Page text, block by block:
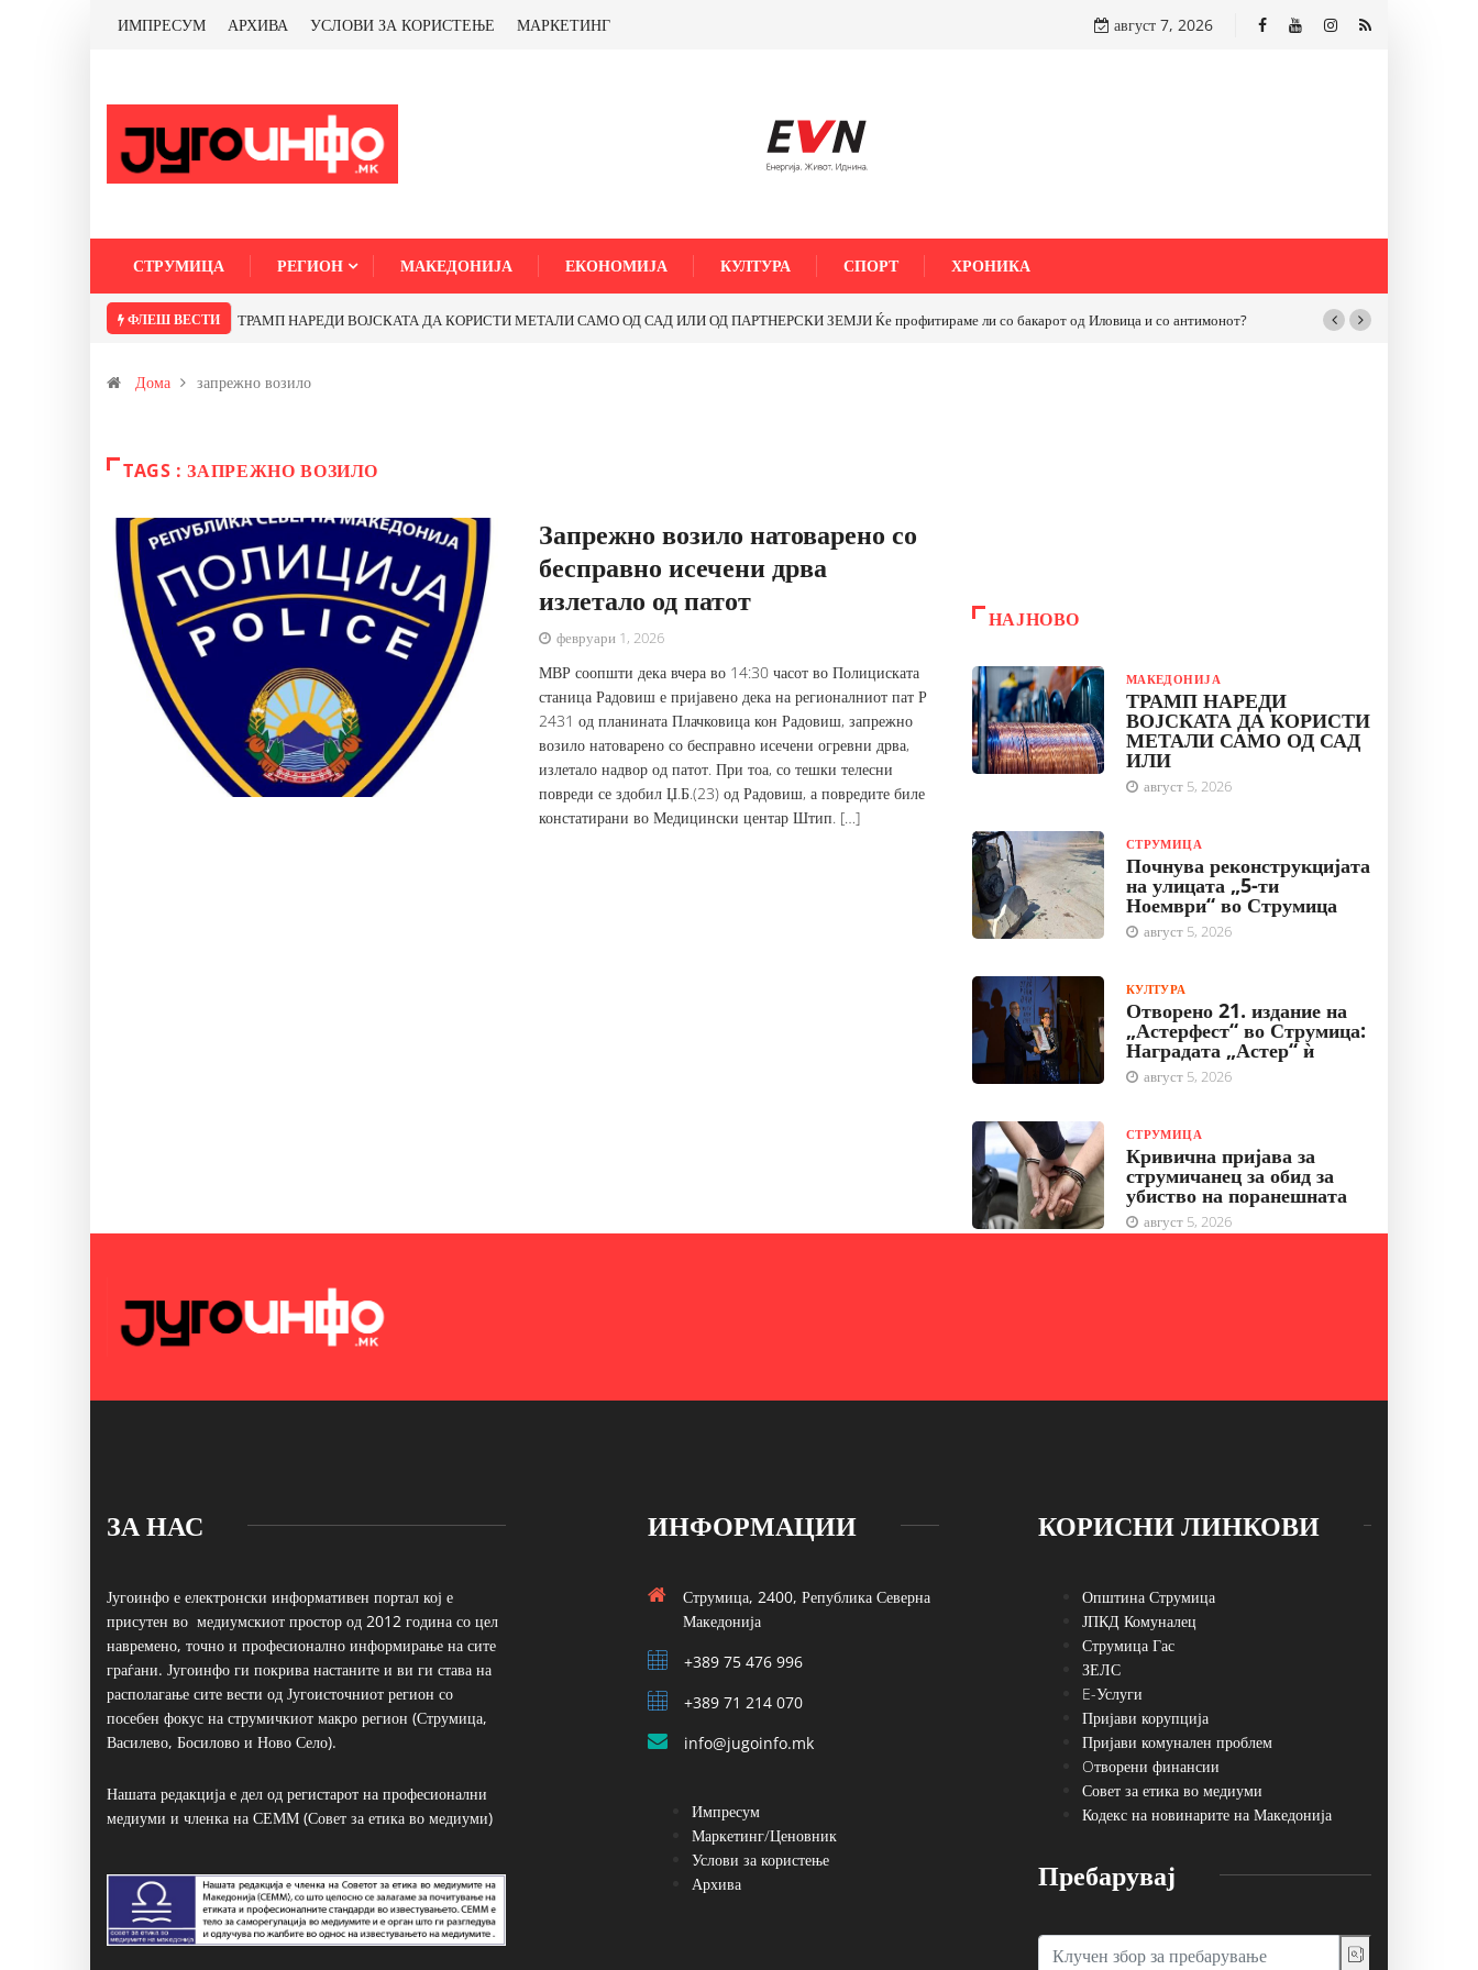
ИМПРЕСУМ АРХИВА УСЛОВИ ЗА КОРИСТЕЊЕ МАРКЕТИНГ август 7, 2026
СТРУМИЦА РЕГИОН МАКЕДОНИЈА ЕКОНОМИЈА КУЛТУРА СПОРТ ХРОНИКА
ФЛЕШ ВЕСТИ ТРАМП НАРЕДИ ВОЈСКАТА ДА КОРИСТИ МЕТАЛИ САМО ОД САД ИЛИ ОД ПАРТНЕРСКИ ЗЕМЈИ Ќе профитираме ли со бакарот од Иловица и со антимонот?
Дома запрежно возило
TAGS : ЗАПРЕЖНО ВОЗИЛО
Запрежно возило натоварено со
бесправно исечени дрва
излетало од патот
февруари 1, 2026
МВР соопшти дека вчера во 14:30 часот во Полициската
станица Радовиш е пријавено дека на регионалниот пат Р
2431 од планината Плачковица кон Радовиш, запрежно
возило натоварено со бесправно исечени огревни дрва,
излетало надвор од патот. При тоа, со тешки телесни
повреди се здобил Џ.Б.(23) од Радовиш, а повредите биле
констатирани во Медицински центар Штип. […]
НАЈНОВО
МАКЕДОНИЈА
ТРАМП НАРЕДИ
ВОЈСКАТА ДА КОРИСТИ
МЕТАЛИ САМО ОД САД
ИЛИ
август 5, 2026
СТРУМИЦА
Почнува реконструкцијата
на улицата „5-ти
Ноември“ во Струмица
август 5, 2026
КУЛТУРА
Отворено 21. издание на
„Астерфест“ во Струмица:
Наградата „Астер“ ѝ
август 5, 2026
СТРУМИЦА
Кривична пријава за
струмичанец за обид за
убиство на поранешната
август 5, 2026
ЗА НАС
Југоинфо е електронски информативен портал кој е
присутен во медиумскиот простор од 2012 година со цел
навремено, точно и професионално информирање на сите
граѓани. Југоинфо ги покрива настаните и ви ги става на
располагање сите вести од Југоисточниот регион со
посебен фокус на струмичкиот макро регион (Струмица,
Василево, Босилово и Ново Село).
Нашата редакција е дел од регистарот на професионални
медиуми и членка на СЕММ (Совет за етика во медиуми)
ИНФОРМАЦИИ
Струмица, 2400, Република Северна
Македонија
+389 75 476 996
+389 71 214 070
info@jugoinfo.mk
Импресум
Маркетинг/Ценовник
Услови за користење
Архива
КОРИСНИ ЛИНКОВИ
Општина Струмица
ЈПКД Комуналец
Струмица Гас
ЗЕЛС
E-Услуги
Пријави корупција
Пријави комунален проблем
Oтворени финансии
Совет за етика во медиуми
Кодекс на новинарите на Македонија
Пребарувај